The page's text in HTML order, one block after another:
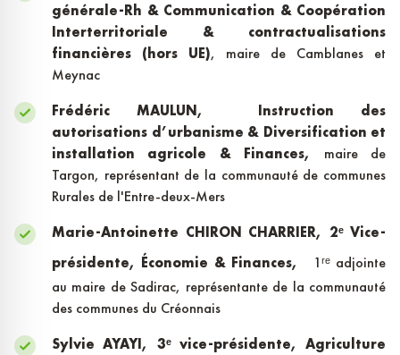
générale-Rh & Communication & Coopération
Interterritoriale & contractualisations
financières (hors UE), maire de Camblanes et
Meynac
Frédéric MAULUN,
Instruction des
autorisations d’urbanisme & Diversification et
installation agricole & Finances,
maire de
Targon, représentant de la communauté de communes
Rurales de l'Entre-deux-Mers
Marie-Antoinette CHIRON CHARRIER, 2ᵉ Vice-
présidente, Économie & Finances,
1ʳᵉ adjointe
au maire de Sadirac, représentante de la communauté
des communes du Créonnais
Sylvie AYAYI,
3ᵉ vice-présidente, Agriculture